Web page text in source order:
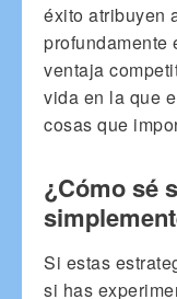
éxito atribuyen
profundamente
ventaja
vida en la que
cosas que
¿Cómo sé
Si estas
si has